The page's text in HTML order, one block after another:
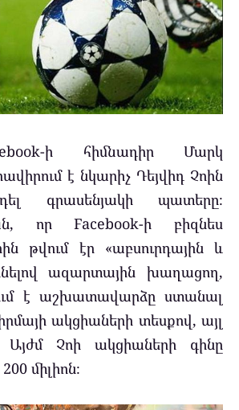
ի հիմնադիր Մարկ
է նկարիչ Դեյվիդ Չոին
գրասենյակի պատերը։
որ Facebook-ի բիզնես
թվում էր «աբսուրդային և
ազարտային խաղացող,
է աշխատավարձը ստանալ
ակցիաների տեսքով, այլ
Չոի ակցիաների գինը
միլիոն։